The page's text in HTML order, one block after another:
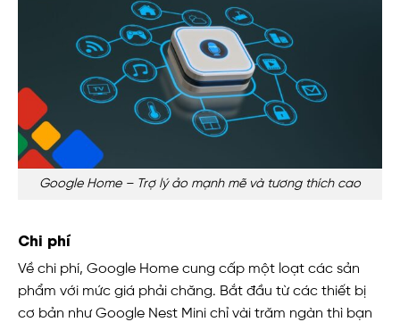
Google Home – Trợ lý ảo mạnh mẽ và tương thích cao
Chi phí
Về chi phí, Google Home cung cấp một loạt các sản
phẩm với mức giá phải chăng. Bắt đầu từ các thiết bị
cơ bản như Google Nest Mini chỉ vài trăm ngàn thì bạn